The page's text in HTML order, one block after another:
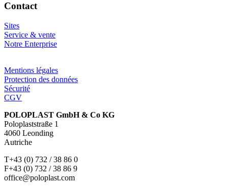
Contact
Sites
Service & vente
Notre Enterprise
Mentions légales
Protection des données
Sécurité
CGV
POLOPLAST GmbH & Co KG
Poloplaststraße 1
4060 Leonding
Autriche
T+43 (0) 732 / 38 86 0
F+43 (0) 732 / 38 86 9
office@poloplast.com